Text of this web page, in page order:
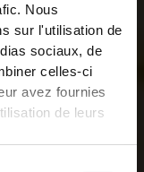
Nous
sur l'utilisation de
sociaux, de
celles-ci
avez fournies
de leurs